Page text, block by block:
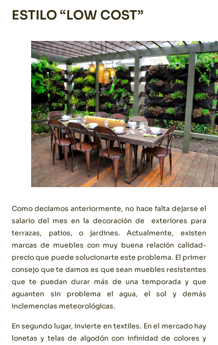
ESTILO “LOW COST”
Como decíamos anteriormente, no hace falta dejarse el
salario del mes en la decoración de exteriores para
terrazas, patios, o jardines. Actualmente, existen
marcas de muebles con muy buena relación calidad-
precio que puede solucionarte este problema. El primer
consejo que te damos es que sean muebles resistentes
que te puedan durar más de una temporada y que
aguanten sin problema el agua, el sol y demás
inclemencias meteorológicas.
En segundo lugar, invierte en textiles. En el mercado hay
lonetas y telas de algodón con infinidad de colores y